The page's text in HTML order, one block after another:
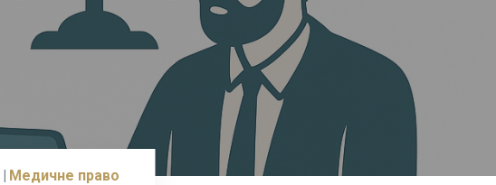
Медичне право